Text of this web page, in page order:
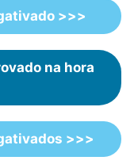
>>>
na hora
>>>